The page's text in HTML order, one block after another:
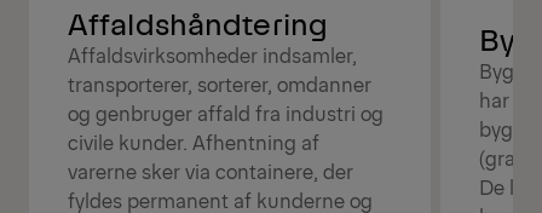
Affaldshåndtering
Affaldsvirksomheder indsamler,
transporterer, sorterer, omdanner
og genbruger affald fra industri og
civile kunder. Afhentning af
varerne sker via containere, der
fyldes permanent af kunderne og
har
De